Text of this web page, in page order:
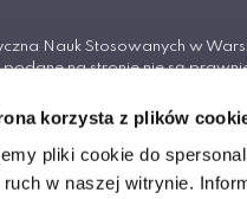
korzysta z plików
pliki cookie do
ruch w naszej witrynie.
Nauk Stosowanych w
na stronie nie są
Stosowanych w